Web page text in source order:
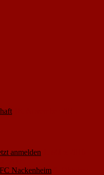
anmelden
Nackenheim